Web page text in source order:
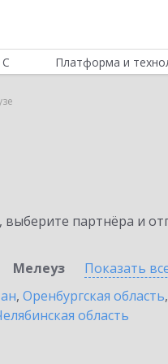
Платформа и
партнёра и
Мелеуз Показать
, Оренбургская область,
область